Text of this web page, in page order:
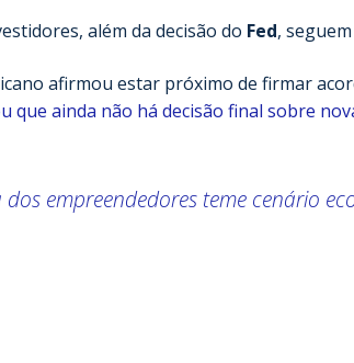
além da decisão do Fed,
afirmou estar próximo de firmar
que ainda não há decisão final sobre
empreendedores teme cenário